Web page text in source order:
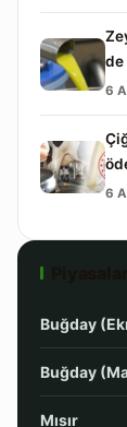
Buğday
Buğday
Mısır